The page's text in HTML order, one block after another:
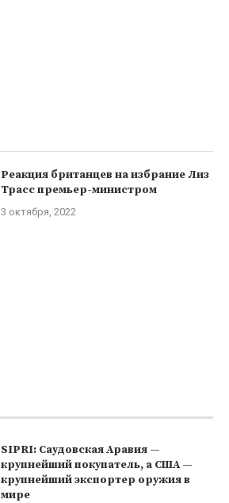
Реакция британцев на избрание Лиз
Трасс премьер-министром
3 октября, 2022
SIPRI: Саудовская Аравия —
крупнейший покупатель, а США —
крупнейший экспортер оружия в
мире